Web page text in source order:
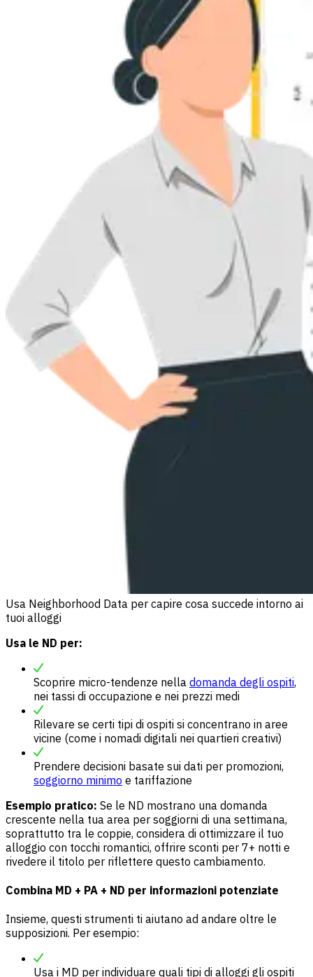
Usa Neighborhood Data per capire cosa succede intorno ai
tuoi alloggi
Usa le ND per:
Scoprire micro-tendenze nella domanda degli ospiti,
nei tassi di occupazione e nei prezzi medi
Rilevare se certi tipi di ospiti si concentrano in aree
vicine (come i nomadi digitali nei quartieri creativi)
Prendere decisioni basate sui dati per promozioni,
soggiorno minimo e tariffazione
Esempio pratico: Se le ND mostrano una domanda
crescente nella tua area per soggiorni di una settimana,
soprattutto tra le coppie, considera di ottimizzare il tuo
alloggio con tocchi romantici, offrire sconti per 7+ notti e
rivedere il titolo per riflettere questo cambiamento.
Combina MD + PA + ND per informazioni potenziate
Insieme, questi strumenti ti aiutano ad andare oltre le
supposizioni. Per esempio:
Usa i MD per individuare quali tipi di alloggi gli ospiti